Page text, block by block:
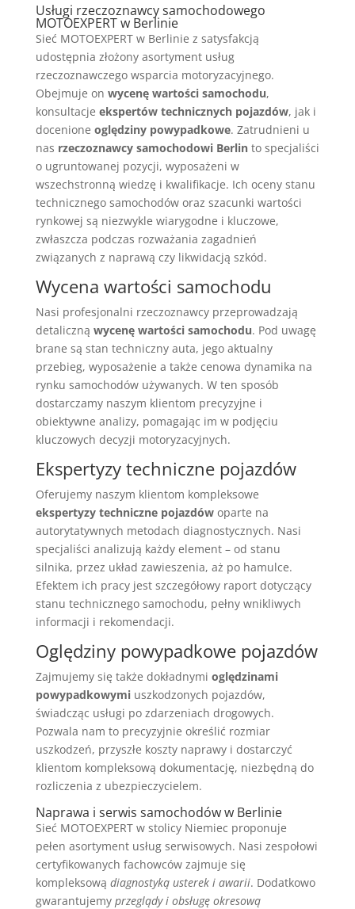
Usługi rzeczoznawcy samochodowego
MOTOEXPERT w Berlinie
Sieć MOTOEXPERT w Berlinie z satysfakcją
udostępnia złożony asortyment usług
rzeczoznawczego wsparcia motoryzacyjnego.
Obejmuje on wycenę wartości samochodu,
konsultacje ekspertów technicznych pojazdów, jak i
docenione oględziny powypadkowe. Zatrudnieni u
nas rzeczoznawcy samochodowi Berlinto specjaliści
o ugruntowanej pozycji, wyposażeni w
wszechstronną wiedzę i kwalifikacje. Ich oceny stanu
technicznego samochodów oraz szacunki wartości
rynkowej są niezwykle wiarygodne i kluczowe,
zwłaszcza podczas rozważania zagadnień
związanych z naprawą czy likwidacją szkód.
Wycena wartości samochodu
Nasi profesjonalni rzeczoznawcy przeprowadzają
detaliczną wycenę wartości samochodu. Pod uwagę
brane są stan techniczny auta, jego aktualny
przebieg, wyposażenie a także cenowa dynamika na
rynku samochodów używanych. W ten sposób
dostarczamy naszym klientom precyzyjne i
obiektywne analizy, pomagając im w podjęciu
kluczowych decyzji motoryzacyjnych.
Ekspertyzy techniczne pojazdów
Oferujemy naszym klientom kompleksowe
ekspertyzy techniczne pojazdówoparte na
autorytatywnych metodach diagnostycznych. Nasi
specjaliści analizują każdy element – od stanu
silnika, przez układ zawieszenia, aż po hamulce.
Efektem ich pracy jest szczegółowy raport dotyczący
stanu technicznego samochodu, pełny wnikliwych
informacji i rekomendacji.
Oględziny powypadkowe pojazdów
Zajmujemy się także dokładnymi oględzinami
powypadkowymiuszkodzonych pojazdów,
świadcząc usługi po zdarzeniach drogowych.
Pozwala nam to precyzyjnie określić rozmiar
uszkodzeń, przyszłe koszty naprawy i dostarczyć
klientom kompleksową dokumentację, niezbędną do
rozliczenia z ubezpieczycielem.
Naprawa i serwis samochodów w Berlinie
Sieć MOTOEXPERT w stolicy Niemiec proponuje
pełen asortyment usług serwisowych. Nasi zespołowi
certyfikowanych fachowców zajmuje się
kompleksową diagnostyką usterek i awarii. Dodatkowo
gwarantujemy przeglądy i obsługę okresową